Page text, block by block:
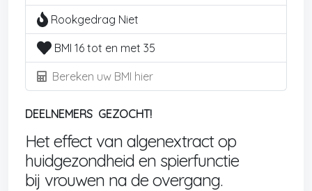
Rookgedrag Niet
BMI 16 tot en met 35
Bereken uw BMI hier
DEELNEMERS GEZOCHT!
Het effect van algenextract op
huidgezondheid en spierfunctie
bij vrouwen na de overgang.